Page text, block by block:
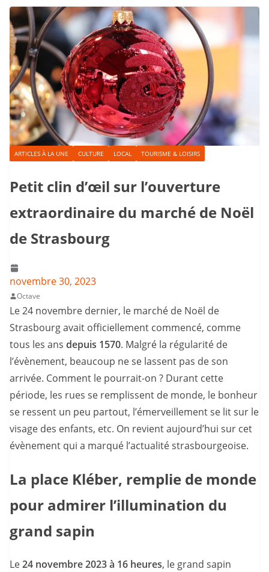
ARTICLES À LA UNE CULTURE LOCAL TOURISME & LOISIRS
Petit clin d’œil sur l’ouverture
extraordinaire du marché de Noël
de Strasbourg
novembre 30, 2023
Octave
Le 24 novembre dernier, le marché de Noël de
Strasbourg avait officiellement commencé, comme
tous les ans depuis 1570. Malgré la régularité de
l’évènement, beaucoup ne se lassent pas de son
arrivée. Comment le pourrait-on ? Durant cette
période, les rues se remplissent de monde, le bonheur
se ressent un peu partout, l’émerveillement se lit sur le
visage des enfants, etc. On revient aujourd’hui sur cet
évènement qui a marqué l’actualité strasbourgeoise.
La place Kléber, remplie de monde
pour admirer l’illumination du
grand sapin
Le24 novembre 2023 à 16 heures, le grand sapin